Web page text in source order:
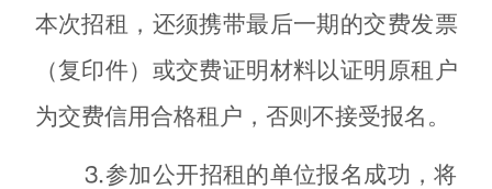
本次招租，还须携带最后一期的交费发票
（复印件）或交费证明材料以证明原租户
为交费信用合格租户，否则不接受报名。
⒊参加公开招租的单位报名成功，将